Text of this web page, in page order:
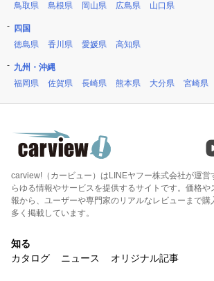
鳥取県
島根県 岡山県 広島県 山口県
四国
徳島県
香川県 愛媛県 高知県
九州・沖縄
福岡県
佐賀県 長崎県 熊本県 大分県 宮崎県
carview!（カービュー）はLINEヤフー株式会社が運営
らゆる情報やサービスを提供するサイトです。価格
報から、ユーザーや専門家のリアルなレビューまで購
多く掲載しています。
知る
カタログ
ニュース オリジナル記事